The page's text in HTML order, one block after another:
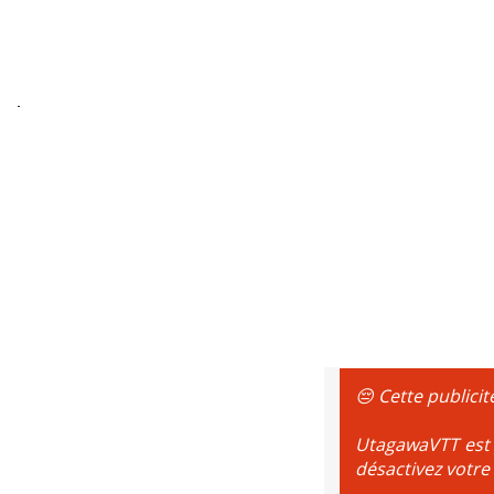
😔 Cette
UtagawaVTT
désactivez